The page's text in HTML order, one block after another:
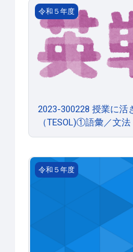
2023-300228 授業に活
令和５年度
2023-300228 授業に活
（TESOL)①語彙／文法
2023-300227 ４技能を
令和５年度